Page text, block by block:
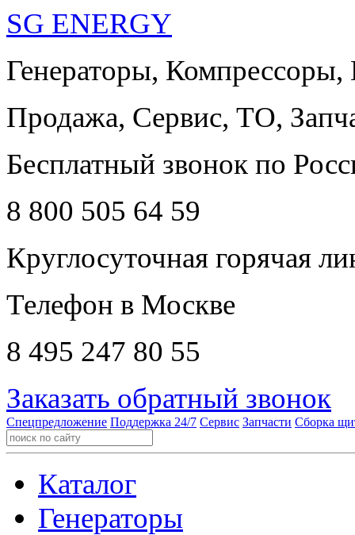
SG ENERGY
Генераторы,
Продажа, Сервис, ТО,
Бесплатный звонок по
8 800 505 64 59
Круглосуточная горячая
Телефон в Москве
8 495 247 80 55
Заказать обратный звонок
Спецпредложение Поддержка 24/7 Сервис Запчасти Сборка
Каталог
Генераторы